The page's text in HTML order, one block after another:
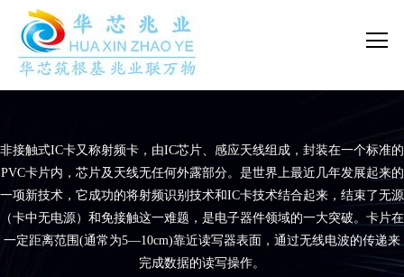
非接触式IC卡又称射频卡，由IC芯片、感应天线组成，封装在一个标准的
PVC卡片内，芯片及天线无任何外露部分。是世界上最近几年发展起来的
一项新技术，它成功的将射频识别技术和IC卡技术结合起来，结束了无源
（卡中无电源）和免接触这一难题，是电子器件领域的一大突破。卡片在
一定距离范围(通常为5—10cm)靠近读写器表面，通过无线电波的传递来
完成数据的读写操作。